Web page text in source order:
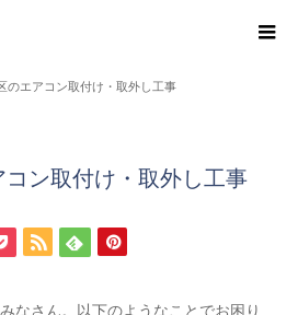
のエアコン取付け・取外し工事
ン取付け・取外し工事
なさん。以下のようなことでお困り